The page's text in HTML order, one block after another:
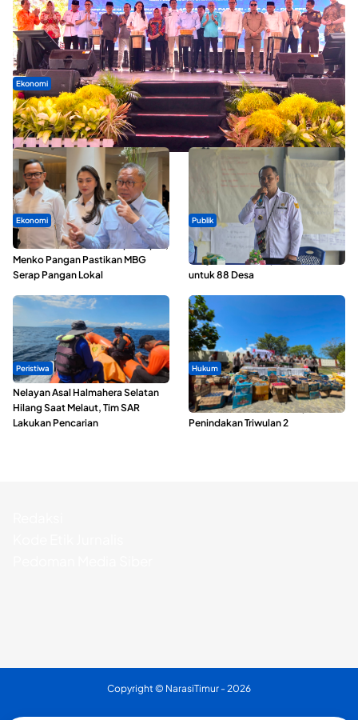
Ekonomi
Seminar di Ternate, Mendes Perkuat Sinergi Percepatan
Kopdes Merah Putih
Ekonomi
SPPG di Maluku Utara Dipercepat,
Menko Pangan Pastikan MBG
Serap Pangan Lokal
Publik
ABDESI Morotai Apresiasi
Penyaluran ADD Rp3,13 Miliar
untuk 88 Desa
Peristiwa
Nelayan Asal Halmahera Selatan
Hilang Saat Melaut, Tim SAR
Lakukan Pencarian
Hukum
Polda Maluku Utara Musnahkan
Ribuan Liter Miras Hasil Operasi
Penindakan Triwulan 2
Copyright © NarasiTimur - 2026